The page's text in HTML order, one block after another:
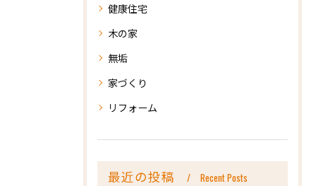
健康住宅
木の家
無垢
家づくり
リフォーム
最近の投稿 Recent Posts